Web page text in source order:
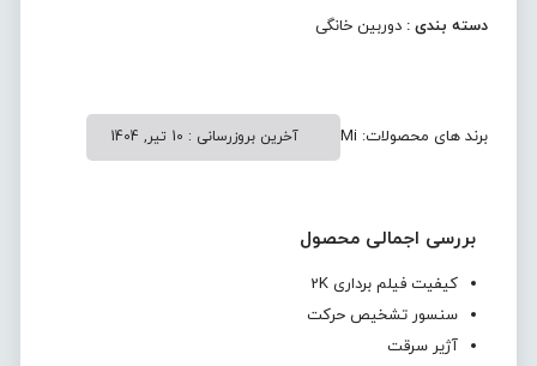
دسته بندی :دوربین خانگی
برند های محصولات:Mi آخرین بروزرسانی : 10 تیر, 1404
بررسی اجمالی محصول
کیفیت فیلم برداری 2K
سنسور تشخیص حرکت
آژیر سرقت